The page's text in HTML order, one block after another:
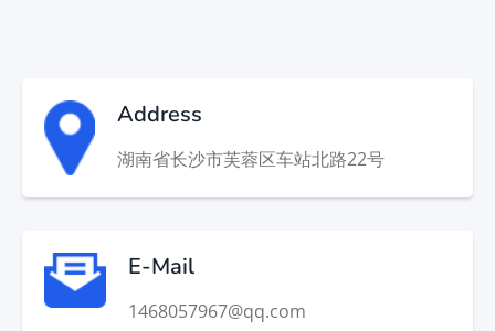
Address
湖南省长沙市芙蓉区车站北路22号
E-Mail
1468057967@qq.com